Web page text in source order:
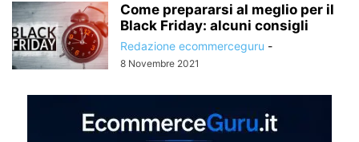
Come prepararsi al meglio per il
Black Friday: alcuni consigli
Redazione ecommerceguru -
8 Novembre 2021